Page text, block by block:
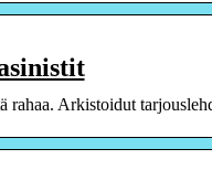
rahaa. Arkistoidut